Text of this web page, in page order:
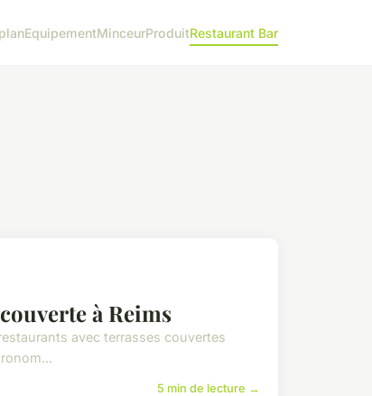
EquipementMinceurProduitRestaurant Bar
à Reims
avec terrasses couvertes
5 min de lecture →